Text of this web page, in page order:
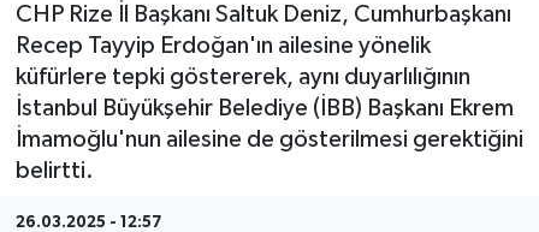
CHP Rize İl Başkanı Saltuk Deniz, Cumhurbaşkanı
Recep Tayyip Erdoğan'ın ailesine yönelik
küfürlere tepki göstererek, aynı duyarlılığının
İstanbul Büyükşehir Belediye (İBB) Başkanı Ekrem
İmamoğlu'nun ailesine de gösterilmesi gerektiğini
belirtti.
26.03.2025 - 12:57
Teknoloji
Tüm Manşetler
Son Dakika Haberleri
Haber Arşivi